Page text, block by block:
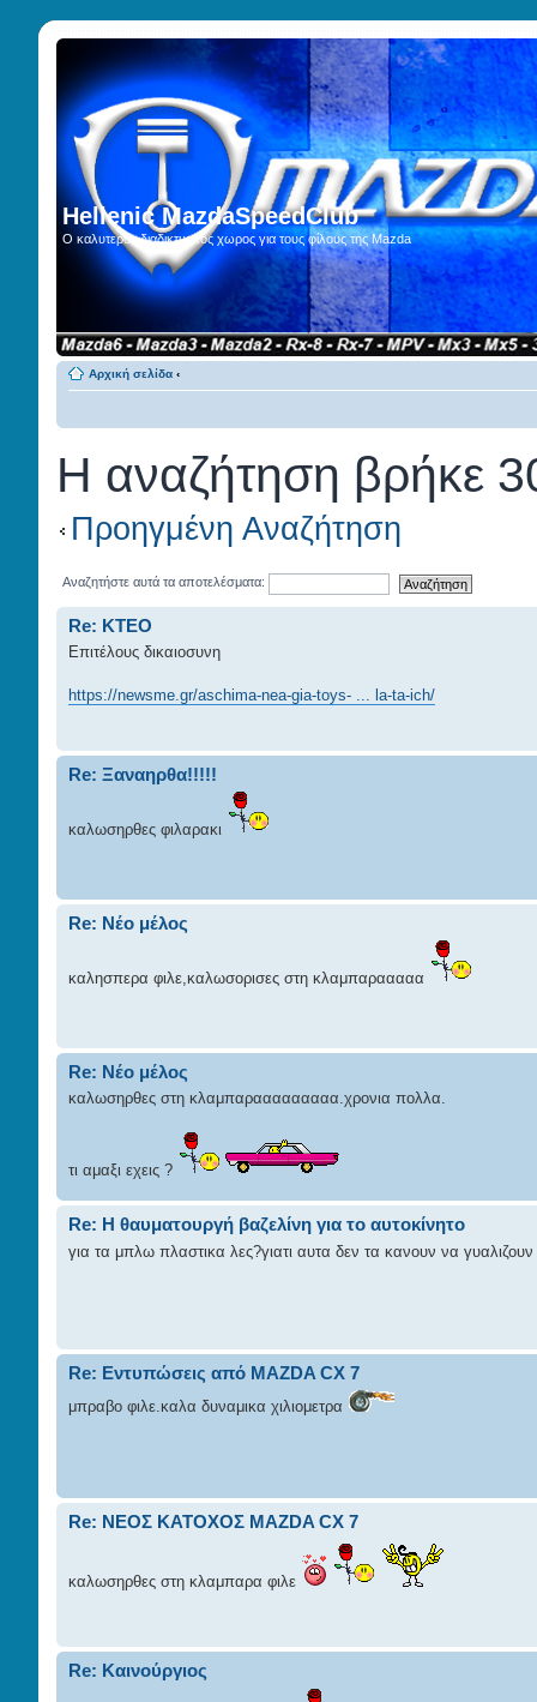
Hellenic MazdaSpeedClub
Ο καλυτερος διαδικτυακος χωρος για τους φίλους της Mazda
Αρχική σελίδα ‹
Η αναζήτηση βρήκε
Προηγμένη Αναζήτηση
Αναζητήστε αυτά τα αποτελέσματα:
Re: ΚΤΕΟ
Επιτέλους δικαιοσυνη
https://newsme.gr/aschima-nea-gia-toys- ... la-ta-ich/
Re: Ξαναηρθα!!!!!
καλωσηρθες φιλαρακι
Re: Νέο μέλος
καλησπερα φιλε,καλωσορισες στη κλαμπαρααααα
Re: Νέο μέλος
καλωσηρθες στη κλαμπαρααααααααα.χρονια πολλα.
τι αμαξι εχεις ?
Re: Η θαυματουργή βαζελίνη για το αυτοκίνητο
για τα μπλω πλαστικα λες?γιατι αυτα δεν τα κανουν να γυαλιζουν
Re: Εντυπώσεις από MAZDA CX 7
μπραβο φιλε.καλα δυναμικα χιλιομετρα
Re: ΝΕΟΣ ΚΑΤΟΧΟΣ ΜΑΖDA CX 7
καλωσηρθες στη κλαμπαρα φιλε
Re: Καινούργιος